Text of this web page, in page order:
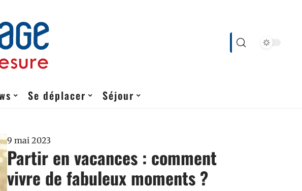
Se déplacer Séjour
9 mai 2023
Partir en vacances : comment
vivre de fabuleux moments ?